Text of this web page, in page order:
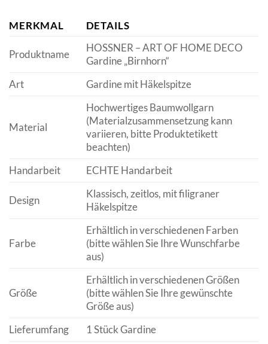
MERKMAL DETAILS
Produktname
HOSSNER – ART OF HOME DECO
Gardine „Birnhorn“
Art
Gardine mit Häkelspitze
Material
Hochwertiges Baumwollgarn
(Materialzusammensetzung kann
variieren, bitte Produktetikett
beachten)
Handarbeit
ECHTE Handarbeit
Design
Klassisch, zeitlos, mit filigraner
Häkelspitze
Farbe
Erhältlich in verschiedenen Farben
(bitte wählen Sie Ihre Wunschfarbe
aus)
Größe
Erhältlich in verschiedenen Größen
(bitte wählen Sie Ihre gewünschte
Größe aus)
Lieferumfang
1 Stück Gardine